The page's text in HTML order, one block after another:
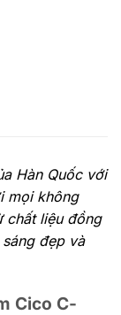
Hàn Quốc với
mọi không
chất liệu đồng
đẹp và
Cico C-